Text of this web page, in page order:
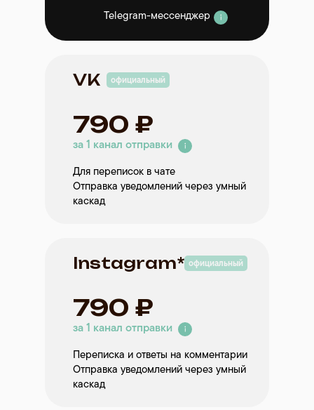
Instagram*
790 ₽
за 1 канал отправки
Переписка и ответы на комментарии
Отправка уведомлений через умный
каскад
официальный
VK
790 ₽
за 1 канал отправки
Для переписок в чате
Отправка уведомлений через умный
каскад
официальный
Telegram-мессенджер